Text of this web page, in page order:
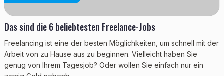
Das sind die 6 beliebtesten Freelance-Jobs
Freelancing ist eine der besten Möglichkeiten, um schnell mit der
Arbeit von zu Hause aus zu beginnen. Vielleicht haben Sie
genug von Ihrem Tagesjob? Oder wollen Sie einfach nur ein